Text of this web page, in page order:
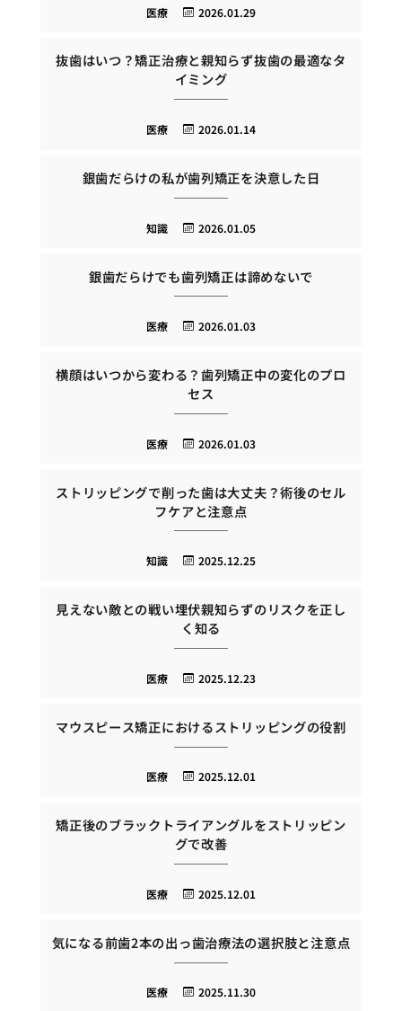
2026.01.29
医療
抜歯はいつ？矯正治療と親知らず抜歯の最適なタ
イミング
2026.01.14
医療
銀歯だらけの私が歯列矯正を決意した日
2026.01.05
知識
銀歯だらけでも歯列矯正は諦めないで
2026.01.03
医療
横顔はいつから変わる？歯列矯正中の変化のプロ
セス
2026.01.03
医療
ストリッピングで削った歯は大丈夫？術後のセル
フケアと注意点
2025.12.25
知識
見えない敵との戦い埋伏親知らずのリスクを正し
く知る
2025.12.23
医療
マウスピース矯正におけるストリッピングの役割
2025.12.01
医療
矯正後のブラックトライアングルをストリッピン
グで改善
2025.12.01
医療
気になる前歯2本の出っ歯治療法の選択肢と注意点
2025.11.30
医療